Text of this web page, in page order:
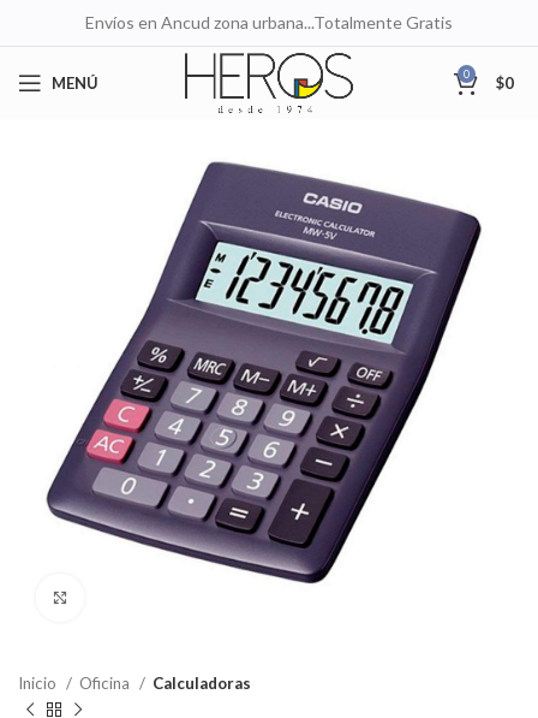
Envíos en Ancud zona urbana...Totalmente Gratis
MENÚ 0 $0
Inicio Oficina Calculadoras